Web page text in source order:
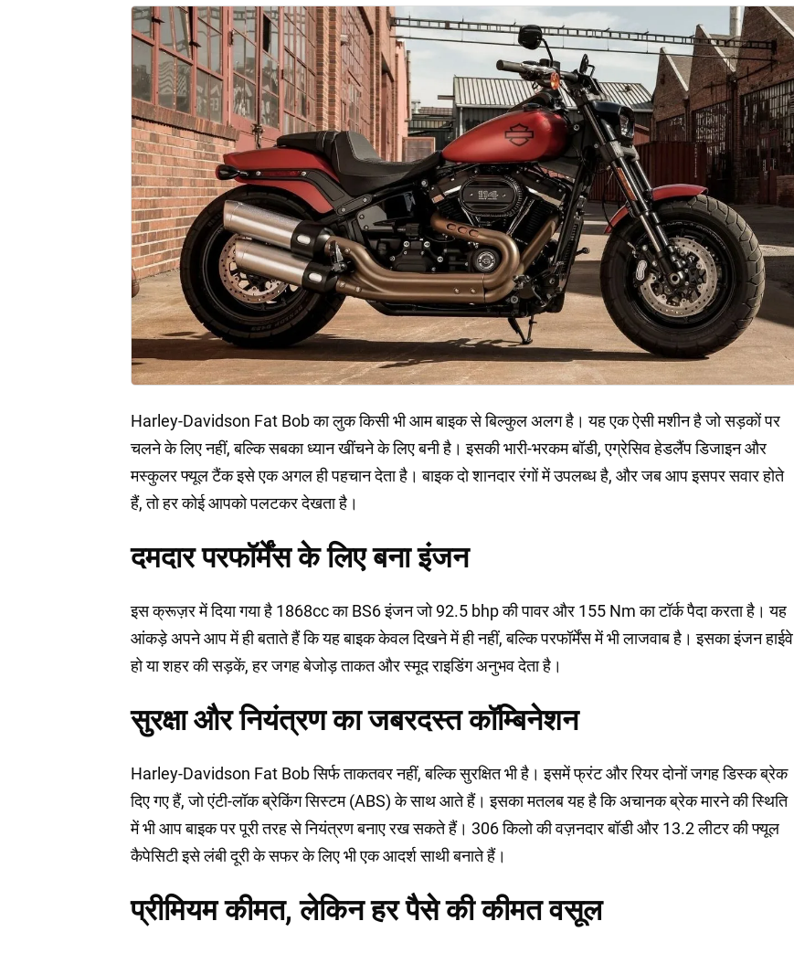
Harley-Davidson Fat Bob का लुक किसी भी आम बाइक से बिल्कुल अलग है। यह एक ऐसी मशीन है जो सड़कों पर
चलने के लिए नहीं, बल्कि सबका ध्यान खींचने के लिए बनी है। इसकी भारी-भरकम बॉडी, एग्रेसिव हेडलैंप डिजाइन और
मस्कुलर फ्यूल टैंक इसे एक अगल ही पहचान देता है। बाइक दो शानदार रंगों में उपलब्ध है, और जब आप इसपर सवार होते
हैं, तो हर कोई आपको पलटकर देखता है।
दमदार परफॉर्मेंस के लिए बना इंजन
इस क्रूज़र में दिया गया है 1868cc का BS6 इंजन जो 92.5 bhp की पावर और 155 Nm का टॉर्क पैदा करता है। यह
आंकड़े अपने आप में ही बताते हैं कि यह बाइक केवल दिखने में ही नहीं, बल्कि परफॉर्मेंस में भी लाजवाब है। इसका इंजन हाईवे
हो या शहर की सड़कें, हर जगह बेजोड़ ताकत और स्मूद राइडिंग अनुभव देता है।
सुरक्षा और नियंत्रण का जबरदस्त कॉम्बिनेशन
Harley-Davidson Fat Bob सिर्फ ताकतवर नहीं, बल्कि सुरक्षित भी है। इसमें फ्रंट और रियर दोनों जगह डिस्क ब्रेक
दिए गए हैं, जो एंटी-लॉक ब्रेकिंग सिस्टम (ABS) के साथ आते हैं। इसका मतलब यह है कि अचानक ब्रेक मारने की स्थिति
में भी आप बाइक पर पूरी तरह से नियंत्रण बनाए रख सकते हैं। 306 किलो की वज़नदार बॉडी और 13.2 लीटर की फ्यूल
कैपेसिटी इसे लंबी दूरी के सफर के लिए भी एक आदर्श साथी बनाते हैं।
प्रीमियम कीमत, लेकिन हर पैसे की कीमत वसूल